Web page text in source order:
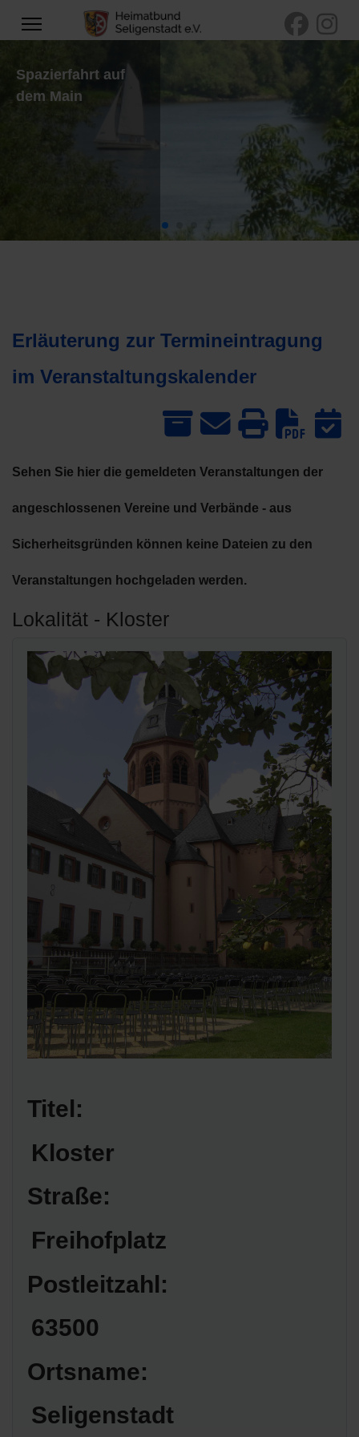
Basilika
Erläuterung zur Termineintragung
im Veranstaltungskalender
Sehen Sie hier die gemeldeten Veranstaltungen der
angeschlossenen Vereine und Verbände - aus
Sicherheitsgründen können keine Dateien zu den
Veranstaltungen hochgeladen werden.
Lokalität - Kloster
Titel:
Kloster
Straße:
Freihofplatz
Postleitzahl:
63500
Ortsname:
Seligenstadt